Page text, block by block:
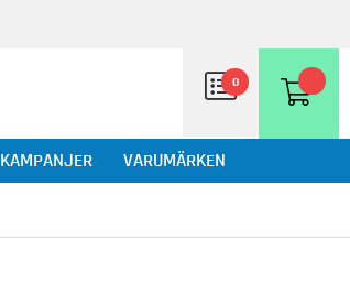
0
KAMPANJER VARUMÄRKEN